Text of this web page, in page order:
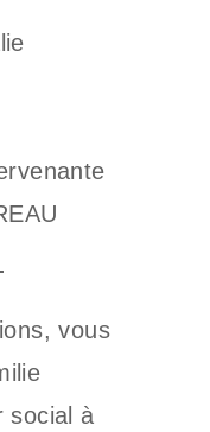
vous
social à